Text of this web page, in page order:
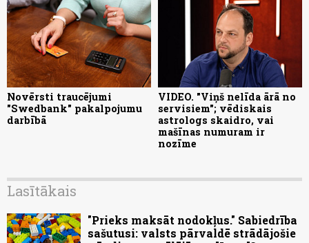
Novērsti traucējumi
"Swedbank" pakalpojumu
darbībā
VIDEO. "Viņš nelīda ārā no
servisiem"; vēdiskais
astrologs skaidro, vai
mašīnas numuram ir
nozīme
Lasītākais
"Prieks maksāt nodokļus." Sabiedrība
sašutusi: valsts pārvaldē strādājošie